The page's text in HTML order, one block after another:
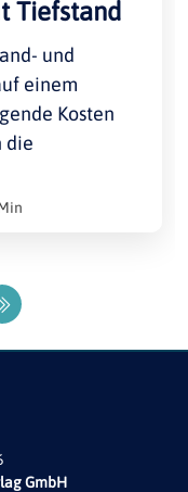
Tiefstand
und
einem
Kosten
die
SeiteSeite
GmbH